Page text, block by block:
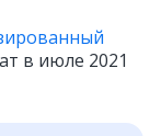
в июле 2021